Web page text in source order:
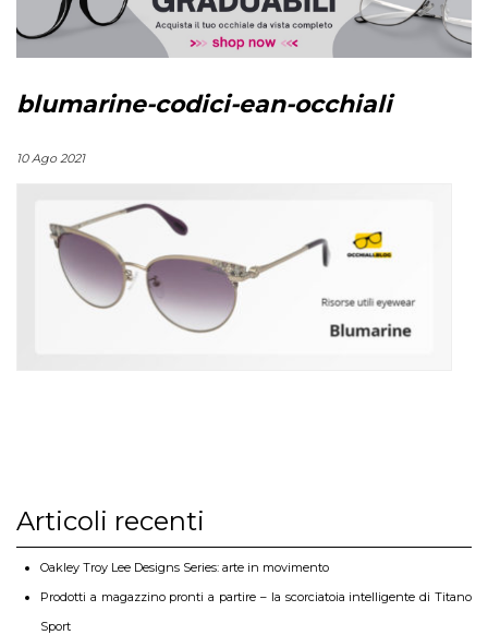
blumarine-codici-ean-occhiali
10 Ago 2021
Articoli recenti
Oakley Troy Lee Designs Series: arte in movimento
Prodotti a magazzino pronti a partire – la scorciatoia intelligente di Titano
Sport